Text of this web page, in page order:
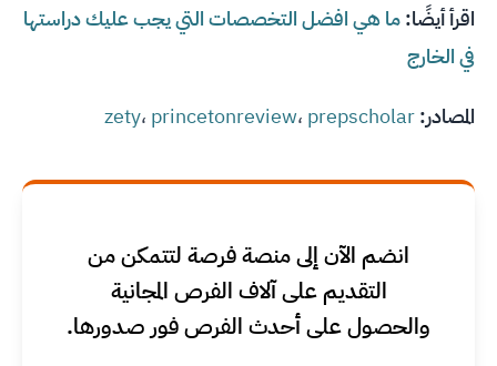
اقرأ أيضًا:ما هي افضل التخصصات التي يجب عليك دراستها
في الخارج
المصادر:
zety، princetonreview، prepscholar
انضم الآن إلى منصة فرصة لتتمكن من
التقديم على آلاف الفرص المجانية
والحصول على أحدث الفرص فور صدورها.